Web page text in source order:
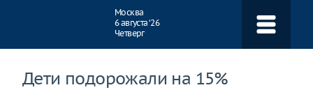
Москва
6 августа ‘26
Четверг
Дети подорожали на 15%